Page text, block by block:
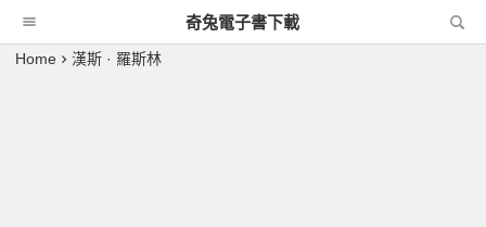
奇兔電子書下載
Home 漢斯 · 羅斯林